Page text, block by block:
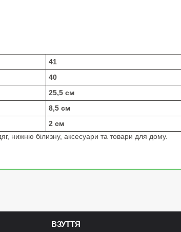
41
40
25,5 см
8,5 см
2 см
нижню білизну, аксесуари та товари для дому.
ВЗУТТЯ